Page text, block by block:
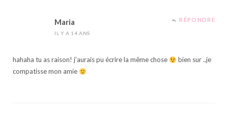
Maria
IL Y A 14 ANS
RÉPONDRE
hahaha tu as raison! j’aurais pu écrire la même chose
bien sur ..je
compatisse mon amie